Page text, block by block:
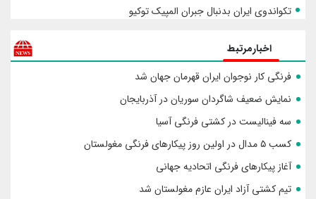
تکواندوی ایران بدنبال جبران المپیک توکیو
اخبارمرتبط
فرنگی کار نوجوان ایران قهرمان جهان شد
نمایش ضعیف شاگردان سوریان در آذربایجان
سه فینالیست در کشتی فرنگی آسیا
کسب ۵ مدال در اولین روز پیکارهای فرنگی مغولستان
آغاز پیکارهای فرنگی اتحادیه جهانی
تیم کشتی آزاد ایران عازم مغولستان شد